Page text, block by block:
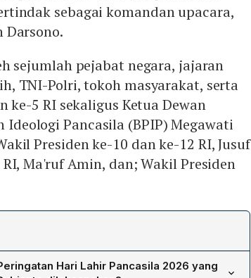
sebagai komandan upacara,
sejumlah pejabat negara, jajaran
TNI-Polri, tokoh masyarakat, serta
ke-5 RI sekaligus Ketua Dewan
Ideologi Pancasila (BPIP) Megawati
Presiden ke-10 dan ke-12 RI, Jusuf
Ma'ruf Amin, dan; Wakil Presiden
Hari Lahir Pancasila 2026 yang